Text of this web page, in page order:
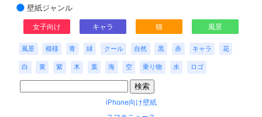
壁紙ジャンル
女子向け キャラ 猫 風景
風景 模様 青 緑 クール 自然 黒 赤 キャラ 花
白 黄 紫 木 葉 海 空 乗り物 水 ロゴ
iPhone向け壁紙